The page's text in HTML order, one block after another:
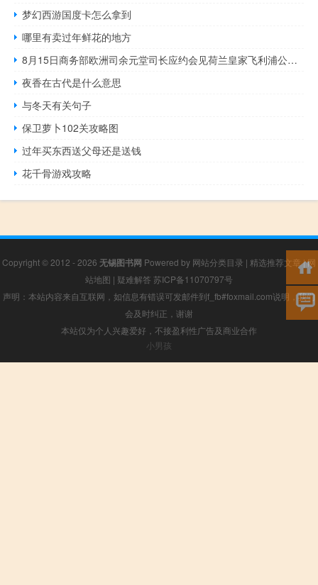
梦幻西游国度卡怎么拿到
哪里有卖过年鲜花的地方
8月15日商务部欧洲司余元堂司长应约会见荷兰皇家飞利浦公司副总裁全球政府及公共事务负责人杨威廉双方就飞利浦在华业务发展等情况进行交流
夜香在古代是什么意思
与冬天有关句子
保卫萝卜102关攻略图
过年买东西送父母还是送钱
花千骨游戏攻略
Copyright © 2012 - 2026 无锡图书网 Powered by 网站分类目录 | 精选推荐文章|网
站地图 | 疑难解答 苏ICP备11070797号
声明：本站内容来自互联网，如信息有错误可发邮件到f_fb#foxmail.com说明，我们
会及时纠正，谢谢
本站仅为个人兴趣爱好，不接盈利性广告及商业合作
小男孩